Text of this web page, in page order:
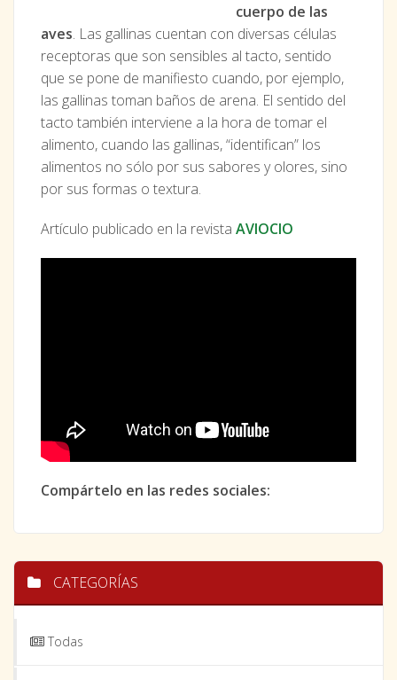
cuerpo de las
aves. Las gallinas cuentan con diversas células
receptoras que son sensibles al tacto, sentido
que se pone de manifiesto cuando, por ejemplo,
las gallinas toman baños de arena. El sentido del
tacto también interviene a la hora de tomar el
alimento, cuando las gallinas, “identifican” los
alimentos no sólo por sus sabores y olores, sino
por sus formas o textura.
Artículo publicado en la revista AVIOCIO
Compártelo en las redes sociales:
CATEGORÍAS
Todas